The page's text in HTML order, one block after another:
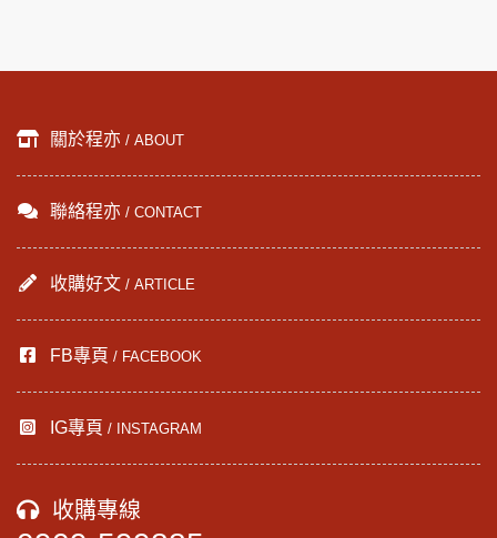
關於程亦 / ABOUT
聯絡程亦 / CONTACT
收購好文 / ARTICLE
FB專頁 / FACEBOOK
IG專頁 / INSTAGRAM
收購專線